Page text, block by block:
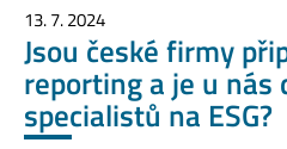
13. 7. 2024
Jsou české firmy
reporting a je u nás
specialistů na ESG?